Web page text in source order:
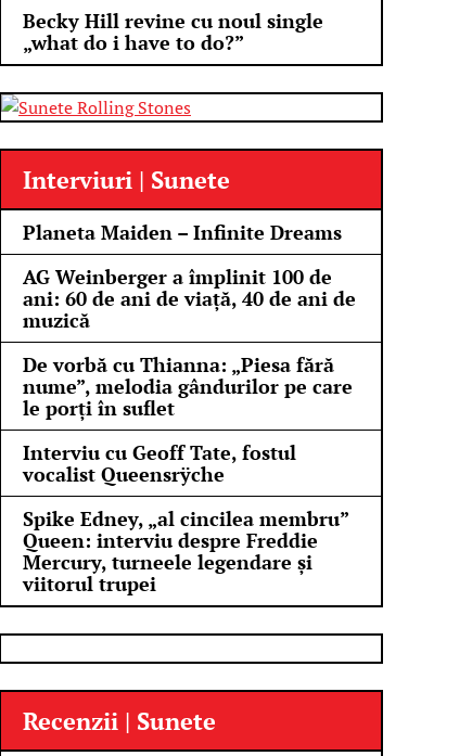
Becky Hill revine cu noul single
„what do i have to do?”
Interviuri | Sunete
Planeta Maiden – Infinite Dreams
AG Weinberger a împlinit 100 de
ani: 60 de ani de viață, 40 de ani de
muzică
De vorbă cu Thianna: „Piesa fără
nume”, melodia gândurilor pe care
le porți în suflet
Interviu cu Geoff Tate, fostul
vocalist Queensrÿche
Spike Edney, „al cincilea membru”
Queen: interviu despre Freddie
Mercury, turneele legendare și
viitorul trupei
Recenzii | Sunete